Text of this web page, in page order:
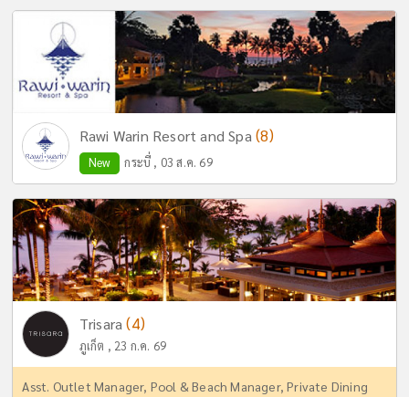
Rawi Warin Resort and Spa (8)
New กระบี่ , 03 ส.ค. 69
Trisara(4)
ภูเก็ต , 23 ก.ค. 69
Asst. Outlet Manager, Pool & Beach Manager, Private Dining